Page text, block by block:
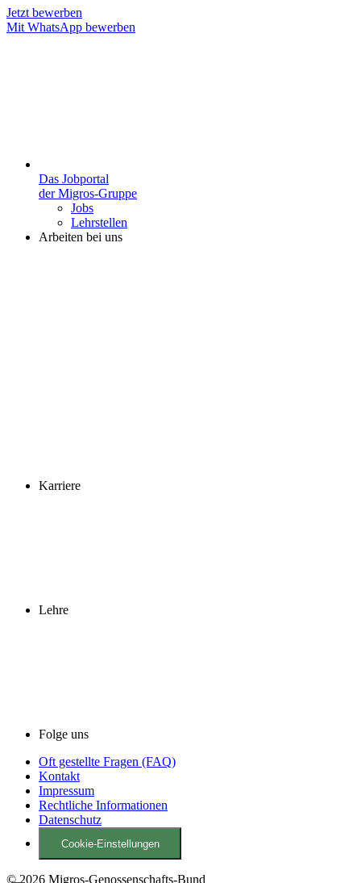
Jetzt bewerben
Mit WhatsApp bewerben
Das Jobportal
der Migros-Gruppe
Jobs
Lehrstellen
Arbeiten bei uns
Karriere
Lehre
Folge uns
Oft gestellte Fragen (FAQ)
Kontakt
Impressum
Rechtliche Informationen
Datenschutz
Cookie-Einstellungen
© 2026 Migros-Genossenschafts-Bund